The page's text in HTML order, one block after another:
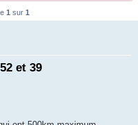
1 sur 1
et 39